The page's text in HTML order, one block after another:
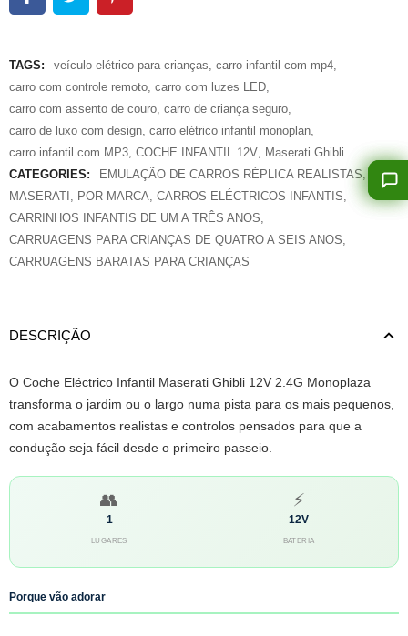
TAGS: veículo elétrico para crianças carro infantil com mp4
carro com controle remoto carro com luzes LED
carro com assento de couro carro de criança seguro
carro de luxo com design carro elétrico infantil monoplan
carro infantil com MP3 COCHE INFANTIL 12V
Maserati Ghibli
CATEGORIES:
EMULAÇÃO DE CARROS RÉPLICA REALISTAS
MASERATI
POR MARCA CARROS ELÉCTRICOS INFANTIS
CARRINHOS INFANTIS DE UM A TRÊS ANOS
CARRUAGENS PARA CRIANÇAS DE QUATRO A SEIS ANOS
CARRUAGENS BARATAS PARA CRIANÇAS
DESCRIÇÃO
O Coche Eléctrico Infantil Maserati Ghibli 12V 2.4G Monoplaza
transforma o jardim ou o largo numa pista para os mais pequenos,
com acabamentos realistas e controlos pensados para que a
condução seja fácil desde o primeiro passeio.
👥
1
LUGARES
⚡
12V
BATERIA
Porque vão adorar